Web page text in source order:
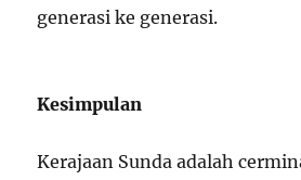
generasi ke generasi.
Kesimpulan
Kerajaan Sunda adalah